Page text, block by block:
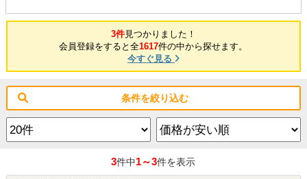
3件見つかりました！
会員登録をすると全1617件の中から探せます。
今すぐ見る
条件を絞り込む
3件中1～3件を表示